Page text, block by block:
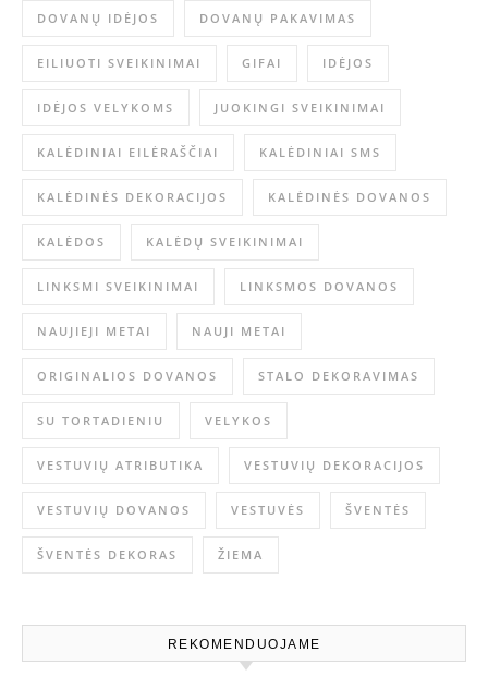
DOVANŲ IDĖJOS DOVANŲ PAKAVIMAS
EILIUOTI SVEIKINIMAI GIFAI IDĖJOS
IDĖJOS VELYKOMS JUOKINGI SVEIKINIMAI
KALĖDINIAI EILĖRAŠČIAI KALĖDINIAI SMS
KALĖDINĖS DEKORACIJOS KALĖDINĖS DOVANOS
KALĖDOS KALĖDŲ SVEIKINIMAI
LINKSMI SVEIKINIMAI LINKSMOS DOVANOS
NAUJIEJI METAI NAUJI METAI
ORIGINALIOS DOVANOS STALO DEKORAVIMAS
SU TORTADIENIU VELYKOS
VESTUVIŲ ATRIBUTIKA VESTUVIŲ DEKORACIJOS
VESTUVIŲ DOVANOS VESTUVĖS ŠVENTĖS
ŠVENTĖS DEKORAS ŽIEMA
REKOMENDUOJAME